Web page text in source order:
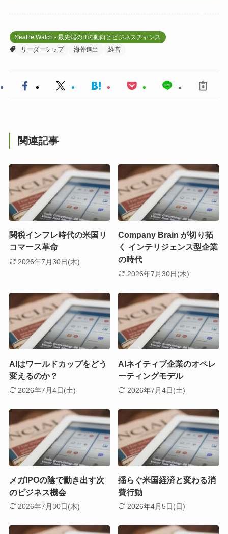
Seattle Watch - 最先端のITの動向とビジネスチャンス
リーダーシップ
海外進出 経営
関連記事
関税インフレ時代の米国リ
コマース革命
2026年7月30日(木)
Company Brain が切り拓
く インテリジェンス型企業
の時代
2026年7月30日(木)
AIはワールドカップをどう
変えるのか？
2026年7月4日(土)
AIネイティブ企業のオペレ
ーティングモデル
2026年7月4日(土)
メガIPOの陰で動き出す次
のビジネス機会
2026年7月30日(木)
揺らぐ米国経済と変わる消
費行動
2026年4月5日(日)